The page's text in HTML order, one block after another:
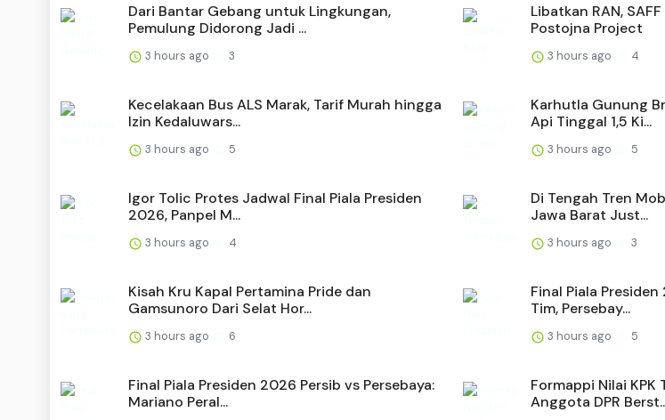
Dari Bantar Gebang untuk Lingkungan,
Pemulung Didorong Jadi ...
3 hours ago 3
Libatkan RAN,
Postojna Project
3 hours ago 4
Kecelakaan Bus ALS Marak, Tarif Murah hingga
Izin Kedaluwars...
3 hours ago 5
Karhutla Gunung
Api Tinggal 1,5 Ki...
3 hours ago 5
Igor Tolic Protes Jadwal Final Piala Presiden
2026, Panpel M...
3 hours ago 4
Di Tengah Tren
Jawa Barat Just...
3 hours ago 3
Kisah Kru Kapal Pertamina Pride dan
Gamsunoro Dari Selat Hor...
3 hours ago 6
Final Piala
Tim, Persebay...
3 hours ago 5
Final Piala Presiden 2026 Persib vs Persebaya:
Mariano Peral...
Formappi Nilai KPK
Anggota DPR